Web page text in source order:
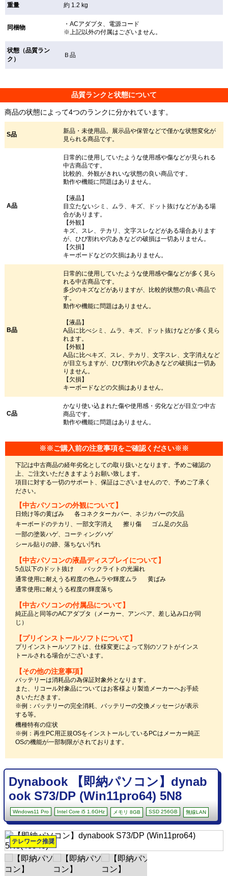
重量 約 1.2 kg
同梱物
・ACアダプタ、電源コード
※上記以外の付属はございません。
状態（品質ラン
ク）
Ｂ品
品質ランクと状態について
商品の状態によって4つのランクに分かれています。
S品
新品・未使用品。展示品や保管などで僅かな状態変化が
見られる商品です。
A品
日常的に使用していたような使用感や傷などが見られる
中古商品です。
比較的、外観がきれいな状態の良い商品です。
動作や機能に問題はありません。
【液晶】
目立たないシミ、ムラ、キズ、ドット抜けなどがある場
合があります。
【外観】
キズ、スレ、テカリ、文字スレなどがある場合あります
が、ひび割れや穴あきなどの破損は一切ありません。
【欠損】
キーボードなどの欠損はありません。
B品
日常的に使用していたような使用感や傷などが多く見ら
れる中古商品です。
多少のキズなどがありますが、比較的状態の良い商品で
す。
動作や機能に問題はありません。
【液晶】
A品に比べシミ、ムラ、キズ、ドット抜けなどが多く見ら
れます。
【外観】
A品に比べキズ、スレ、テカリ、文字スレ、文字消えなど
が目立ちますが、ひび割れや穴あきなどの破損は一切あ
りません。
【欠損】
キーボードなどの欠損はありません。
C品
かなり使い込まれた傷や使用感・劣化などが目立つ中古
商品です。
動作や機能に問題はありません。
※※ご購入前の注意事項をご確認ください※※
下記は中古商品の経年劣化としての取り扱いとなります。予めご確認の
上、ご注文いただきますようお願い致します。
項目に対する一切のサポート、保証はございませんので、予めご了承く
ださい。
【中古パソコンの外観について】
日焼け等の黄ばみ
各コネクターカバー、ネジカバーの欠品
キーボードのテカリ、一部文字消え
擦り傷
ゴム足の欠品
一部の塗装ハゲ、コーティングハゲ
シール貼りの跡、落ちない汚れ
【中古パソコンの液晶ディスプレイについて】
5点以下のドット抜け
バックライトの光漏れ
通常使用に耐えうる程度の色ムラや輝度ムラ
黄ばみ
通常使用に耐えうる程度の輝度落ち
【中古パソコンの付属品について】
純正品と同等のACアダプタ（メーカー、アンペア、差し込み口が同
じ）
【プリインストールソフトについて】
プリインストールソフトは、仕様変更によって別のソフトがインス
トールされる場合がございます。
【その他の注意事項】
バッテリーは消耗品の為保証対象外となります。
また、リコール対象品についてはお客様より製造メーカーへお手続
きいただきます。
※例：バッテリーの完全消耗、バッテリーの交換メッセージが表示
する等。
機種特有の症状
※例：再生PC用正規OSをインストールしているPCはメーカー純正
OSの機能が一部制限がされております。
Dynabook 【即納パソコン】dynab
ook S73/DP (Win11pro64) 5N8
Windows11 Pro Intel Core i5 1.6GHz メモリ 8GB SSD 256GB 無線LAN
テレワーク推奨